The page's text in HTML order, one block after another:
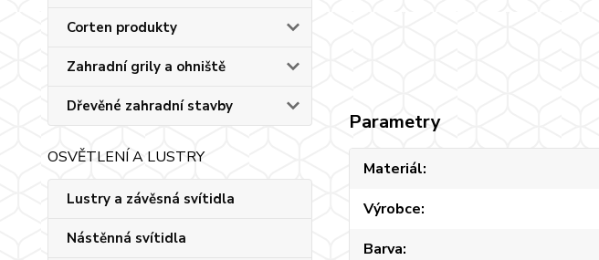
Corten produkty
Zahradní grily a ohniště
Dřevěné zahradní stavby
OSVĚTLENÍ A LUSTRY
Lustry a závěsná svítidla
Nástěnná svítidla
Parametry
Materiál
Výrobce
Barva